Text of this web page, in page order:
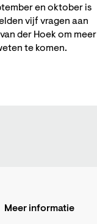
en oktober is
vijf vragen aan
der Hoek om meer
te komen.
Meer informatie